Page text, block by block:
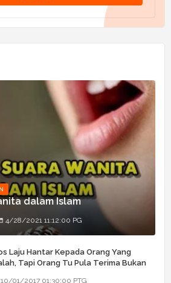
dalam Islam
4/28/2021 11:12:00 PG
Laju Hantar Kepada Orang Yang
Tapi Orang Tu Pula Terima Bukan
10/01/2017 01:30:00 PTG